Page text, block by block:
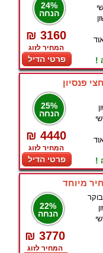
24%
הנחה
₪ 3160
המחיר לזוג
פרטי הדיל !
25%
הנחה
₪ 4440
המחיר לזוג
פרטי הדיל !
22%
הנחה
₪ 3770
המחיר לזוג